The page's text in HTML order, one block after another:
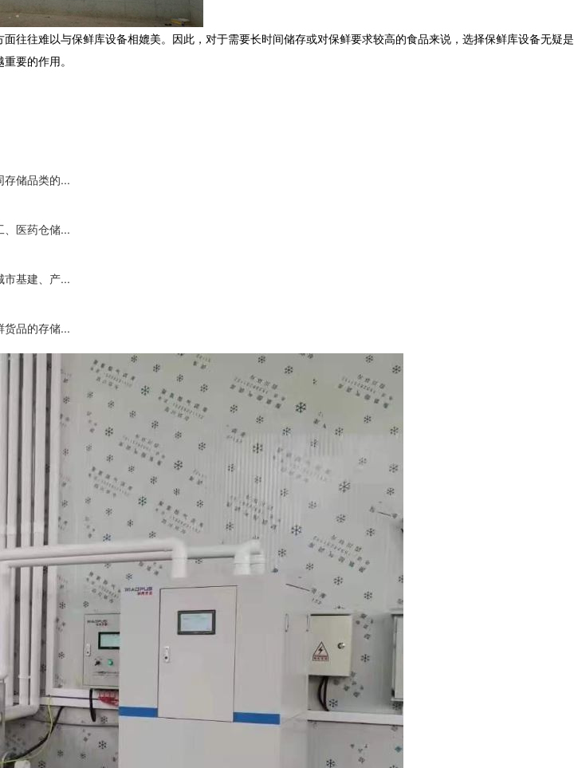
往往难以与保鲜库设备相媲美。因此，对于需要长时间储存或对保鲜要求较高的食品来说，选择保鲜库设备无疑是
要的作用。
存储品类的...
、医药仓储...
市基建、产...
货品的存储...